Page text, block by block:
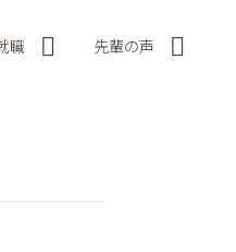
職 先輩の声